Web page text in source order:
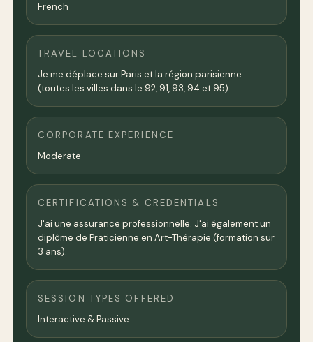
French
TRAVEL LOCATIONS
Je me déplace sur Paris et la région parisienne
(toutes les villes dans le 92, 91, 93, 94 et 95).
CORPORATE EXPERIENCE
Moderate
CERTIFICATIONS & CREDENTIALS
J'ai une assurance professionnelle. J'ai également un
diplôme de Praticienne en Art-Thérapie (formation sur
3 ans).
SESSION TYPES OFFERED
Interactive & Passive